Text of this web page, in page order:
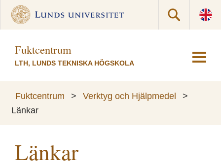
Fuktcentrum
LTH, LUNDS TEKNISKA HÖGSKOLA
Fuktcentrum > Verktyg och Hjälpmedel
>
Länkar
Länkar